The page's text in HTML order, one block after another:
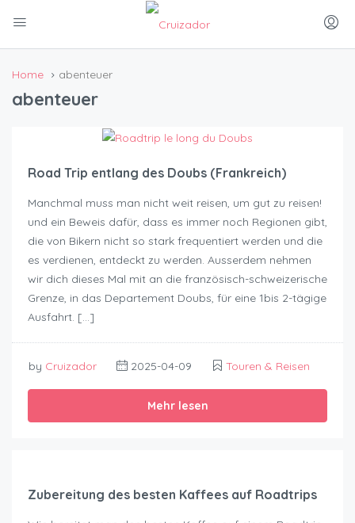
Home abenteuer
abenteuer
Road Trip entlang des Doubs (Frankreich)
Manchmal muss man nicht weit reisen, um gut zu reisen!
und ein Beweis dafür, dass es immer noch Regionen gibt,
die von Bikern nicht so stark frequentiert werden und die
es verdienen, entdeckt zu werden. Ausserdem nehmen
wir dich dieses Mal mit an die französisch-schweizerische
Grenze, in das Departement Doubs, für eine 1bis 2-tägige
Ausfahrt. […]
by Cruizador 2025-04-09 Touren & Reisen
Mehr lesen
Zubereitung des besten Kaffees auf Roadtrips